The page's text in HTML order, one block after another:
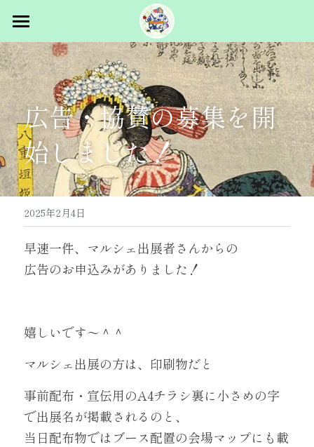
トップ
概要
イベント概要
主催者挨拶
スタッフ募集
出展者向け
マルシェ出展
パフォーマンス出展
過去ログ
2025.5.31 vol.1 in浅草
2026.1.24 vol.2 浜松町
2026.5.23-24 vol.3 浅草
コラム
お問合せ
広告・協賛の募集を開
始しました！
2025年2月4日
早速一件、マルシェ出展者さんからの
広告のお申込みがありました！
嬉しいです～＾＾
マルシェ出展の方は、印刷物だと
事前配布・宣伝用のA4チラシ裏に小さめの字
で出展名が掲載されるのと、
当日配布物ではブース配置の会場マップにも載